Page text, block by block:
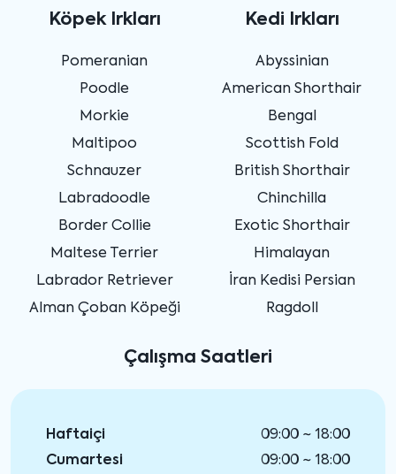
Köpek Irkları
Pomeranian
Poodle
Morkie
Maltipoo
Schnauzer
Labradoodle
Border Collie
Maltese Terrier
Labrador Retriever
Alman Çoban Köpeği
Kedi Irkları
Abyssinian
American Shorthair
Bengal
Scottish Fold
British Shorthair
Chinchilla
Exotic Shorthair
Himalayan
İran Kedisi Persian
Ragdoll
Çalışma Saatleri
Haftaiçi
09:00 ~ 18:00
Cumartesi
09:00 ~ 18:00